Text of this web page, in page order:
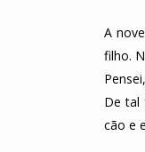
A
filho.
De tal
cão e